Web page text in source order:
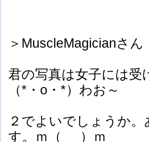
＞MuscleMagicianさん
君の写真は女子には受
（*・o・*）わお～
２でよいでしょうか
す。ｍ（_ _）ｍ